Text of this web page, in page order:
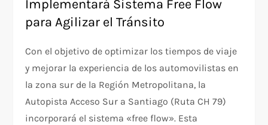
Implementará Sistema Free Flow
para Agilizar el Tránsito
Con el objetivo de optimizar los tiempos de viaje
y mejorar la experiencia de los automovilistas en
la zona sur de la Región Metropolitana, la
Autopista Acceso Sur a Santiago (Ruta CH 79)
incorporará el sistema «free flow». Esta